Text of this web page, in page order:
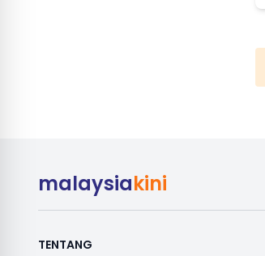
malaysiakini
TENTANG